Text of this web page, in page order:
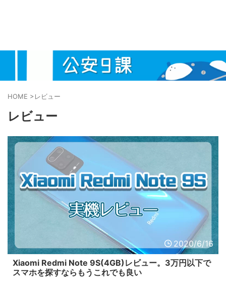
HOME >レビュー
レビュー
2020/6/16
Xiaomi Redmi Note 9S(4GB)レビュー。3万円以下で
スマホを探すならもうこれでも良い